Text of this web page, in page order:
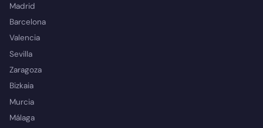
Madrid
Barcelona
Valencia
Sevilla
Zaragoza
Bizkaia
Murcia
Málaga